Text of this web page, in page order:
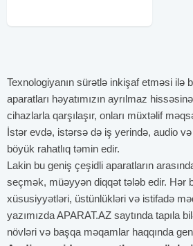
Texnologiyanın sürətlə inkişaf etməsi ilə
aparatları həyatımızın ayrılmaz
cihazlarla qarşılaşır, onları müxtəlif
İstər evdə, istərsə də iş yerində, audio
böyük rahatlıq təmin edir.
Lakin bu geniş çeşidli aparatların
seçmək, müəyyən diqqət tələb edir. Hər
xüsusiyyətləri, üstünlükləri və istifadə
yazımızda APARAT.AZ saytında tapıla
növləri və başqa məqamlar haqqında